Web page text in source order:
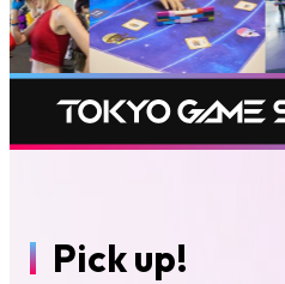
イベントステージ
フード
グッズ
インフルエンサ
Pick up!